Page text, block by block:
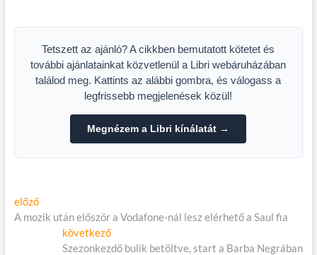
Tetszett az ajánló? A cikkben bemutatott kötetet és
további ajánlatainkat közvetlenül a Libri webáruházában
találod meg. Kattints az alábbi gombra, és válogass a
legfrissebb megjelenések közül!
Megnézem a Libri kínálatát →
Bejegyzés
navigáció
előzőElőző
cikk:
A mozik után először a Vodafone-nál lesz elérhető a Saul fia
következőKövetkező
cikk:
Szezonkezdő bulik betöltve, start a Barba Negrában